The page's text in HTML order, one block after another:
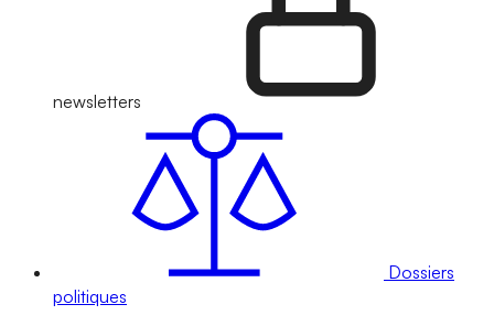
newsletters
Dossiers
politiques